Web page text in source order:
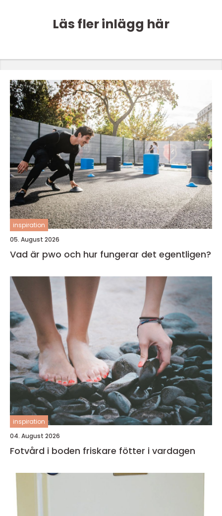
Läs fler inlägg här
inspiration
05. August 2026
Vad är pwo och hur fungerar det egentligen?
inspiration
04. August 2026
Fotvård i boden friskare fötter i vardagen